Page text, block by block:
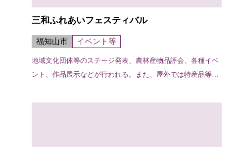
三和ふれあいフェスティバル
福知山市 イベント等
地域文化団体等のステージ発表、農林産物品評会、各種イベ
ント、作品展示などが行われる。また、屋外では特産品等の